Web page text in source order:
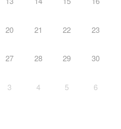
20 21 22 23
27 28 29 30
3 4 5 6